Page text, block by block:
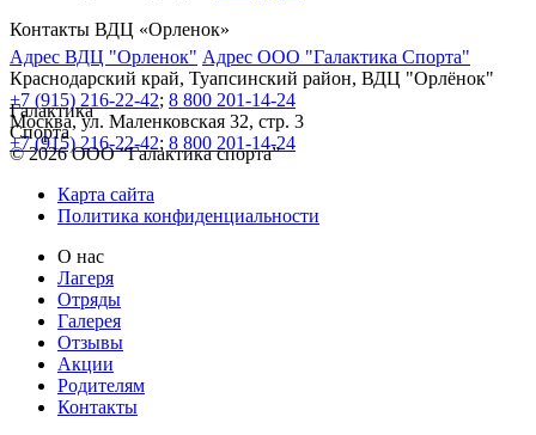
Контакты ВДЦ «Орленок»
Адрес ВДЦ "Орленок" Адрес ООО "Галактика Спорта"
Краснодарский край, Туапсинский район, ВДЦ "Орлёнок"
+7 (915) 216-22-42; 8 800 201-14-24
Москва, ул. Маленковская 32, стр. 3
+7 (915) 216-22-42; 8 800 201-14-24
Галактика
Спорта
© 2026 ООО “Галактика спорта”
Карта сайта
Политика конфиденциальности
О нас
Лагеря
Отряды
Галерея
Отзывы
Акции
Родителям
Контакты